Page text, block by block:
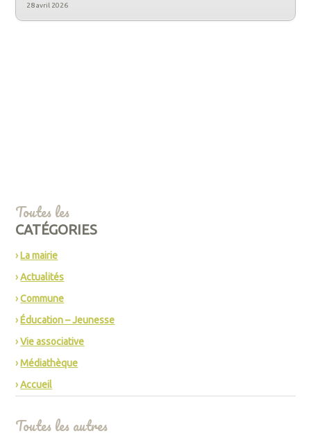
28 avril 2026
Toutes les
CATÉGORIES
La mairie
Actualités
Commune
Éducation – Jeunesse
Vie associative
Médiathèque
Accueil
Toutes les autres